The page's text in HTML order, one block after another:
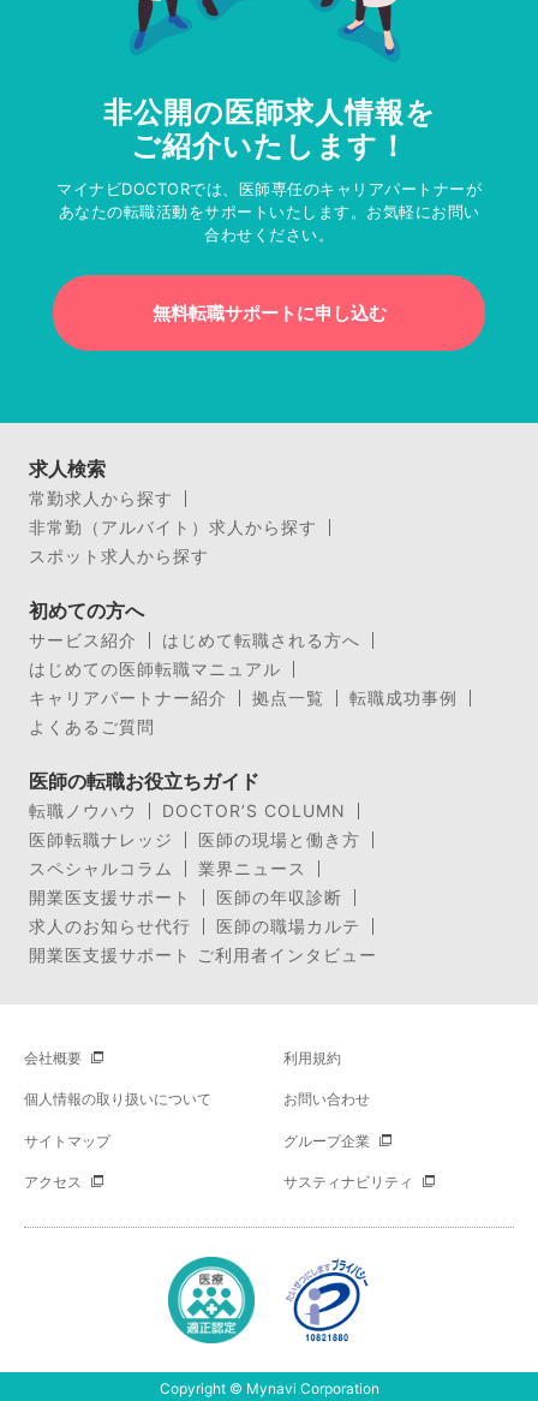
非公開の医師求人情報を
ご紹介いたします！
マイナビDOCTORでは、医師専任のキャリアパートナーが
あなたの転職活動をサポートいたします。お気軽にお問い
合わせください。
無料転職サポートに申し込む
求人検索
常勤求人から探す
非常勤（アルバイト）求人から探す
スポット求人から探す
初めての方へ
サービス紹介
はじめて転職される方へ
はじめての医師転職マニュアル
キャリアパートナー紹介
拠点一覧
転職成功事例
よくあるご質問
医師の転職お役立ちガイド
転職ノウハウ
DOCTOR’S COLUMN
医師転職ナレッジ
医師の現場と働き方
スペシャルコラム
業界ニュース
開業医支援サポート
医師の年収診断
求人のお知らせ代行
医師の職場カルテ
開業医支援サポート ご利用者インタビュー
会社概要 利用規約
個人情報の取り扱いについて お問い合わせ
サイトマップ グループ企業
アクセス サスティナビリティ
Copyright © Mynavi Corporation